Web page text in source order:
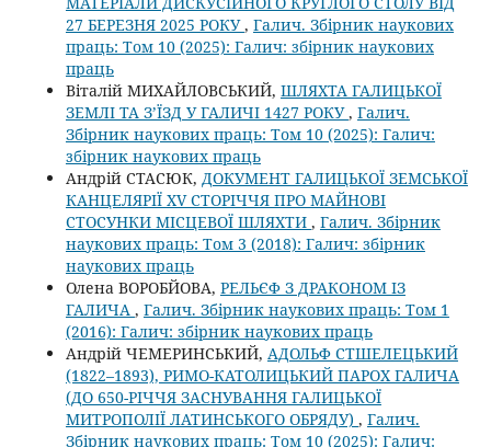
27 БЕРЕЗНЯ 2025 РОКУ, Галич. Збірник наукових
праць: Том 10 (2025): Галич: збірник наукових
праць
Віталій МИХАЙЛОВСЬКИЙ, ШЛЯХТА ГАЛИЦЬКОЇ
ЗЕМЛІ ТА З’ЇЗД У ГАЛИЧІ 1427 РОКУ, Галич.
Збірник наукових праць: Том 10 (2025): Галич:
збірник наукових праць
Андрій СТАСЮК, ДОКУМЕНТ ГАЛИЦЬКОЇ ЗЕМСЬКОЇ
КАНЦЕЛЯРІЇ XV СТОРІЧЧЯ ПРО МАЙНОВІ
СТОСУНКИ МІСЦЕВОЇ ШЛЯХТИ , Галич. Збірник
наукових праць: Том 3 (2018): Галич: збірник
наукових праць
Олена ВОРОБЙОВА, РЕЛЬЄФ З ДРАКОНОМ ІЗ
ГАЛИЧА , Галич. Збірник наукових праць: Том 1
(2016): Галич: збірник наукових праць
Андрій ЧЕМЕРИНСЬКИЙ, АДОЛЬФ СТШЕЛЕЦЬКИЙ
(1822–1893), РИМО-КАТОЛИЦЬКИЙ ПАРОХ ГАЛИЧА
(ДО 650-РІЧЧЯ ЗАСНУВАННЯ ГАЛИЦЬКОЇ
МИТРОПОЛІЇ ЛАТИНСЬКОГО ОБРЯДУ) , Галич.
Збірник наукових праць: Том 10 (2025): Галич: